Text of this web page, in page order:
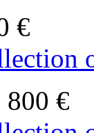
€
800 €